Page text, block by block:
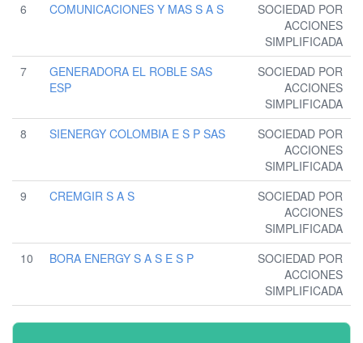
6
COMUNICACIONES Y MAS S A S
SOCIEDAD POR
ACCIONES
SIMPLIFICADA
7
GENERADORA EL ROBLE SAS
ESP
SOCIEDAD POR
ACCIONES
SIMPLIFICADA
8
SIENERGY COLOMBIA E S P SAS
SOCIEDAD POR
ACCIONES
SIMPLIFICADA
9
CREMGIR S A S
SOCIEDAD POR
ACCIONES
SIMPLIFICADA
10
BORA ENERGY S A S E S P
SOCIEDAD POR
ACCIONES
SIMPLIFICADA